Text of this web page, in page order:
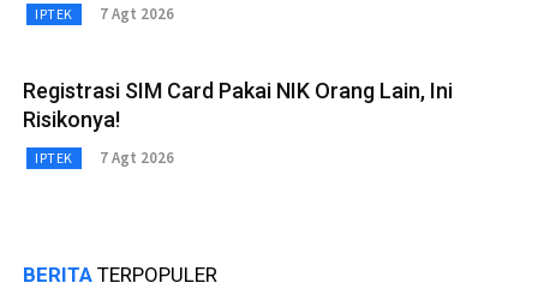
IPTEK 7 Agt 2026
Registrasi SIM Card Pakai NIK Orang Lain, Ini
Risikonya!
IPTEK 7 Agt 2026
BERITA TERPOPULER